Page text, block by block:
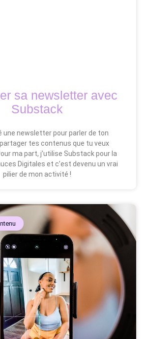
sa newsletter avec
Substack
une newsletter pour parler de ton
tes contenus que tu veux
ma part, j’utilise Substack pour la
Digitales et c’est devenu un vrai
pilier de mon activité !